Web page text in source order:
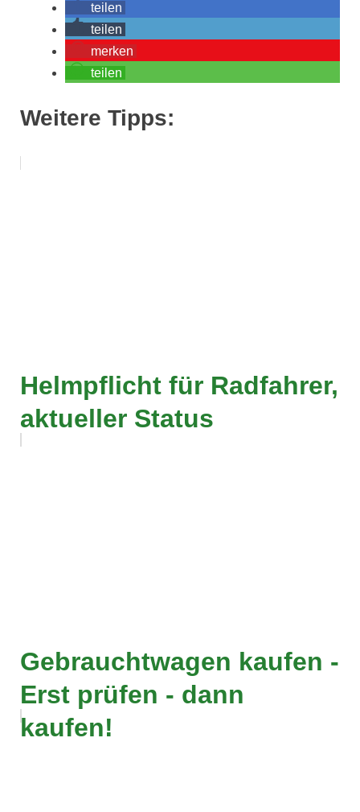
teilen
teilen
merken
teilen
Weitere Tipps:
Helmpflicht für Radfahrer,
aktueller Status
Gebrauchtwagen kaufen -
Erst prüfen - dann
kaufen!